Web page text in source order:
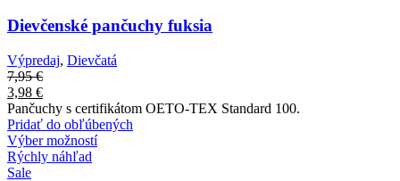
Dievčenské pančuchy fuksia
Výpredaj, Dievčatá
7,95€
3,98 €
Pančuchy s certifikátom OETO-TEX Standard 100.
Pridať do obľúbených
Výber možností
Rýchly náhľad
Sale